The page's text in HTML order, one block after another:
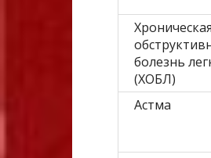
Хроническая
болезнь
(ХОБЛ)
Астма